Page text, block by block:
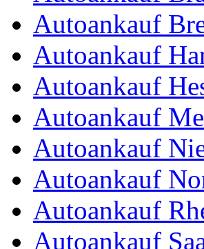
Autoankauf
Autoankauf
Autoankauf
Autoankauf
Autoankauf
Autoankauf
Autoankauf
Autoankauf